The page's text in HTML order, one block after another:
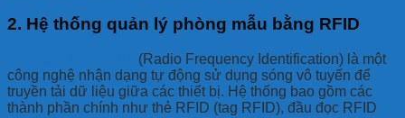
2. Hệ thống quản lý phòng mẫu bằng RFID
(Radio Frequency Identification) là một
công nghệ nhận dạng tự động sử dụng sóng vô tuyến để
truyền tải dữ liệu giữa các thiết bị. Hệ thống bao gồm các
thành phần chính như thẻ RFID (tag RFID), đầu đọc RFID